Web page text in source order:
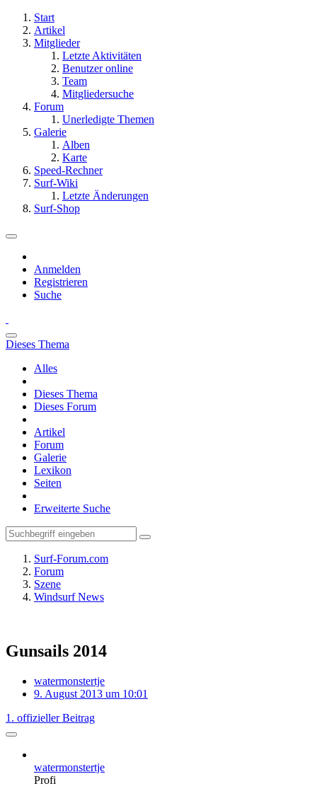
Start
Artikel
Mitglieder
Letzte Aktivitäten
Benutzer online
Team
Mitgliedersuche
Forum
Unerledigte Themen
Galerie
Alben
Karte
Speed-Rechner
Surf-Wiki
Letzte Änderungen
Surf-Shop
Anmelden
Registrieren
Suche
Dieses Thema
Alles
Dieses Thema
Dieses Forum
Artikel
Forum
Galerie
Lexikon
Seiten
Erweiterte Suche
Surf-Forum.com
Forum
Szene
Windsurf News
Gunsails 2014
watermonstertje
9. August 2013 um 10:01
1. offizieller Beitrag
watermonstertje
Profi